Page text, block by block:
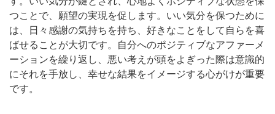
つことで、願望の実現を促します。いい気分を保つために
は、日々感謝の気持ちを持ち、好きなことをして自らを喜
ばせることが大切です。自分へのポジティブなアファーメ
ーションを繰り返し、悪い考えが頭をよぎった際は意識的
にそれを手放し、幸せな結果をイメージする心がけが重要
です。